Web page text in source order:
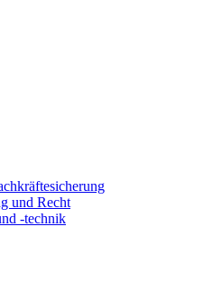
und Recht
-technik